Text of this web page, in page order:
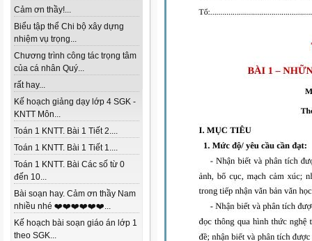
Cảm ơn thầy!...
Biểu tập thể Chi bộ xây dựng
nhiệm vụ trọng...
Chương trình công tác trọng tâm
của cá nhân Quý...
rất hay...
Kế hoạch giảng dạy lớp 4 SGK -
KNTT Môn...
Toán 1 KNTT. Bài 1 Tiết 2....
Toán 1 KNTT. Bài 1 Tiết 1....
Toán 1 KNTT. Bài Các số từ 0
đến 10...
Bài soạn hay. Cảm ơn thầy Nam
nhiều nhé ❤️❤️❤️❤️❤️❤️...
Kế hoạch bài soạn giáo án lớp 1
theo SGK...